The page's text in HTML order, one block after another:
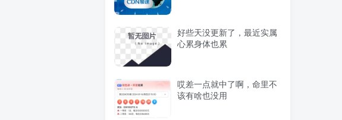
好些天没更新了，最近实属
心累身体也累
哎差一点就中了啊，命里不
该有啥也没用